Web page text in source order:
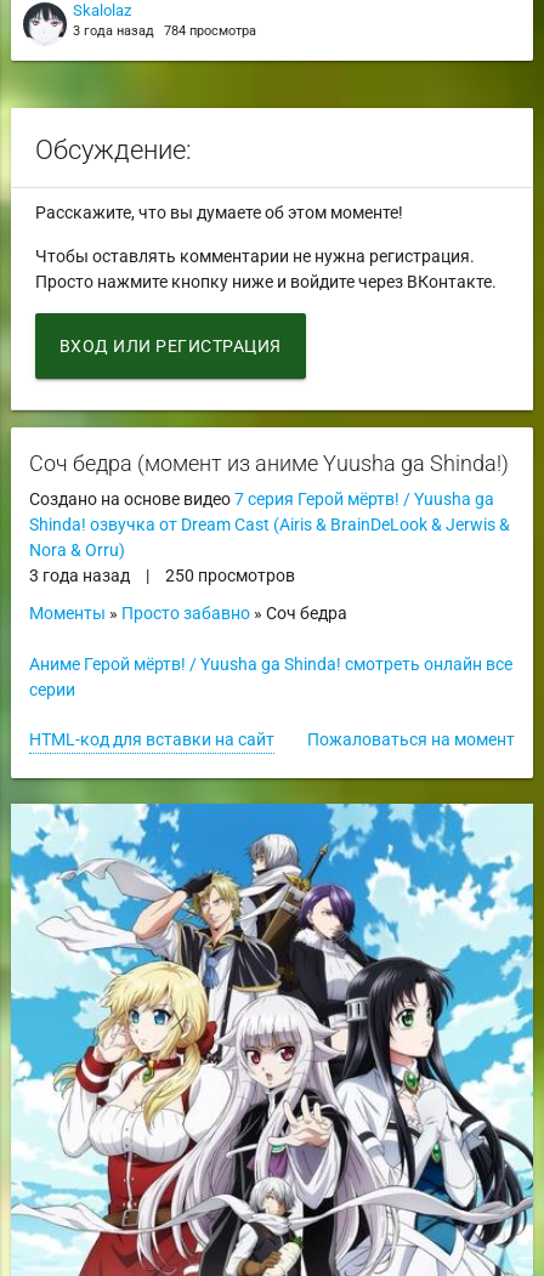
Skalolaz
3 года назад 784 просмотра
Обсуждение:
Расскажите, что вы думаете об этом моменте!
Чтобы оставлять комментарии не нужна регистрация.
Просто нажмите кнопку ниже и войдите через ВКонтакте.
ВХОД ИЛИ РЕГИСТРАЦИЯ
Соч бедра (момент из аниме Yuusha ga Shinda!)
Создано на основе видео7 серия Герой мёртв! / Yuusha ga
Shinda! озвучка от Dream Cast (Airis & BrainDeLook & Jerwis &
Nora & Orru)
3 года назад
|
250 просмотров
Моменты » Просто забавно» Соч бедра
Аниме Герой мёртв! / Yuusha ga Shinda! смотреть онлайн все
серии
Пожаловаться на момент
HTML-код для вставки на сайт